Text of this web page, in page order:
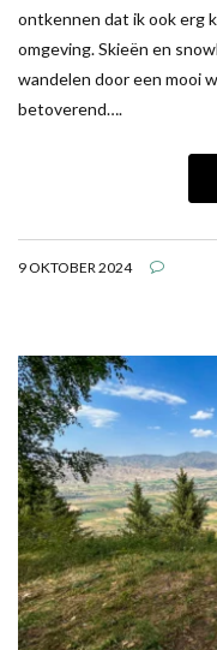
ontkennen dat ik ook erg
omgeving. Skieën en
wandelen door een mooi
betoverend….
9 OKTOBER 2024